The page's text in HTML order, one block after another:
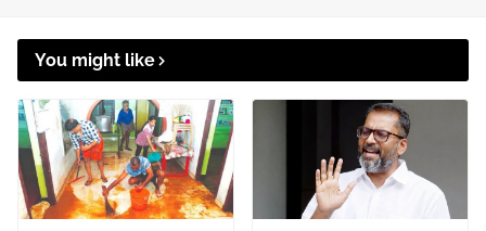
You might like